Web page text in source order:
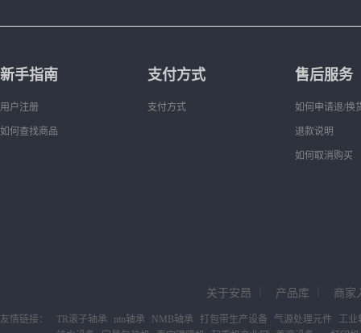
新手指南
用户注册
如何查找商品
支付方式
支付方式
售后服务
如何申请退/换
退款说明
如何取消购买
关于安昂 产品库 商家
友情链接： TR滚子轴承 ntn轴承 NMB轴承 打包带生产设备 气源处理元件
工业